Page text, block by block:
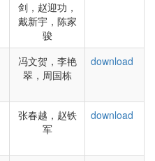
剑，赵迎功，
戴新宇，陈家
骏
冯文贺，李艳
翠，周国栋
download
张春越，赵铁
军
download